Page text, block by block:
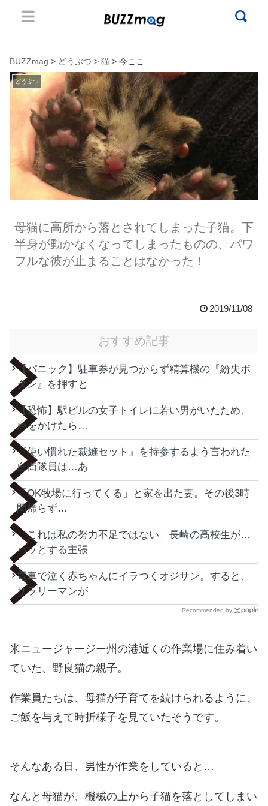
BUZZmag > どうぶつ > 猫 > 今ここ
どうぶつ
母猫に高所から落とされてしまった子猫。下
半身が動かなくなってしまったものの、パワ
フルな彼が止まることはなかった！
2019/11/08
おすすめ記事
【パニック】駐車券が見つからず精算機の『紛失ボ
タン』を押すと
【恐怖】駅ビルの女子トイレに若い男がいたため、
声をかけたら…
『使い慣れた裁縫セット』を持参するよう言われた
自衛隊員は…あ
「OK牧場に行ってくる」と家を出た妻。その後3時
間帰らず…
「これは私の努力不足ではない」長崎の高校生が…
ハッとする主張
電車で泣く赤ちゃんにイラつくオジサン。すると、
サラリーマンが
Recommended by
米ニュージャージー州の港近くの作業場に住み着い
ていた、野良猫の親子。
作業員たちは、母猫が子育てを続けられるように、
ご飯を与えて時折様子を見ていたそうです。
そんなある日、男性が作業をしていると…
なんと母猫が、機械の上から子猫を落としてしまい